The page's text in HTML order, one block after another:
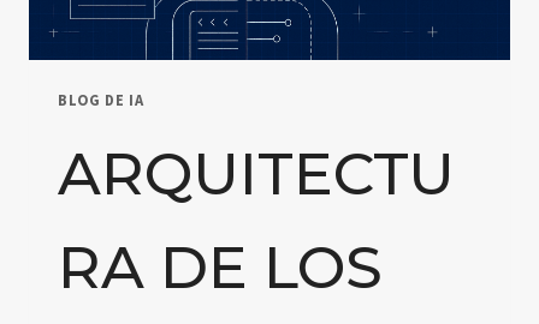
BLOG DE IA
ARQUITECTU
RA DE LOS